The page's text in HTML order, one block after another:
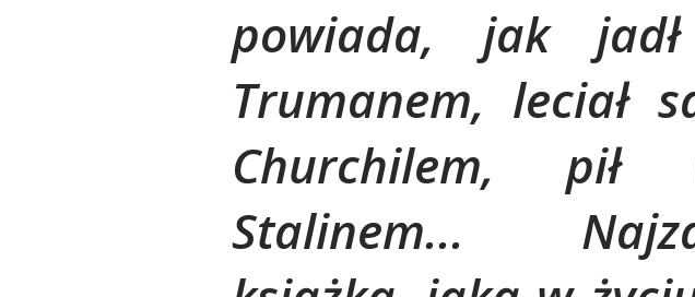
powiada, jak
Trumanem, leciał
Churchilem, pił
Stalinem...